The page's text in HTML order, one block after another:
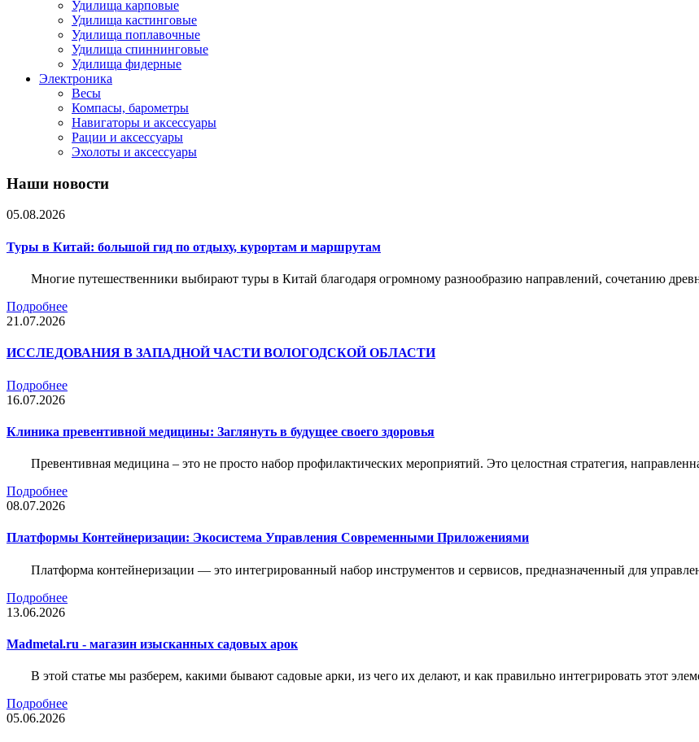
Удилища карповые
Удилища кастинговые
Удилища поплавочные
Удилища спиннинговые
Удилища фидерные
Электроника
Весы
Компасы, барометры
Навигаторы и аксессуары
Рации и аксессуары
Эхолоты и аксессуары
Наши новости
05.08.2026
Туры в Китай: большой гид по отдыху, курортам и маршрутам
Многие путешественники выбирают туры в Китай благодаря огромному разнообразию направлений, сочетанию
Подробнее
21.07.2026
ИССЛЕДОВАНИЯ В ЗАПАДНОЙ ЧАСТИ ВОЛОГОДСКОЙ ОБЛАСТИ
Подробнее
16.07.2026
Клиника превентивной медицины: Заглянуть в будущее своего здоровья
Превентивная медицина – это не просто набор профилактических мероприятий. Это целостная стратегия,
Подробнее
08.07.2026
Платформы Контейнеризации: Экосистема Управления Современными Приложениями
Платформа контейнеризации — это интегрированный набор инструментов и сервисов, предназначенный для
Подробнее
13.06.2026
Madmetal.ru - магазин изысканных садовых арок
В этой статье мы разберем, какими бывают садовые арки, из чего их делают, и как правильно интегрировать этот
Подробнее
05.06.2026